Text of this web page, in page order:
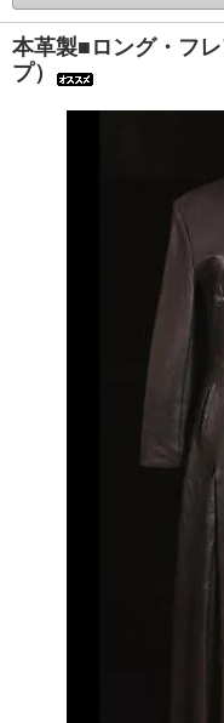
本革製■ロング・フ
プ）